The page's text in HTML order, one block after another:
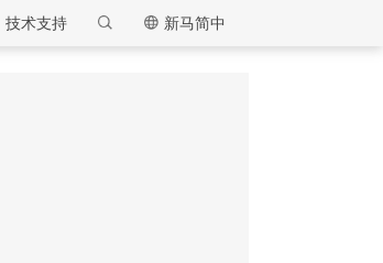
逍遥模拟器
新马简中
技术支持